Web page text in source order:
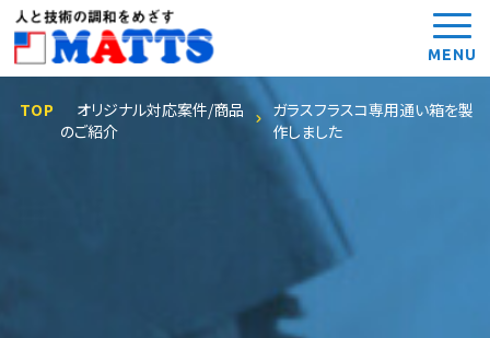
MENU
TOP
オリジナル対応案件/商品
のご紹介
ガラスフラスコ専用通い箱を製
作しました